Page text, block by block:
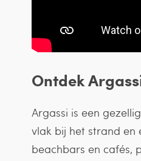
Ontdek
Argassi is een
vlak bij het strand en
beachbars en cafés,